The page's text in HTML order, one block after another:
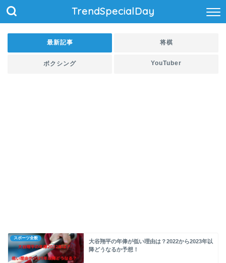
TrendSpecialDay
最新記事 将棋
ボクシング YouTuber
スポーツ全般
大谷翔平の年俸が低い理由は？2022から2023年以
降どうなるか予想！